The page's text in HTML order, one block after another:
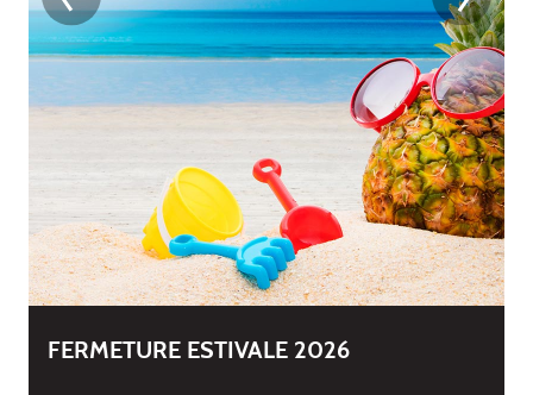
FERMETURE ESTIVALE 2026